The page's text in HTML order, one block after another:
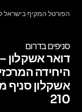
הפורטל המקיף בישראל
סניפים בדרום
דואר אשקלון –
היחידה
אשקלון סניף
210